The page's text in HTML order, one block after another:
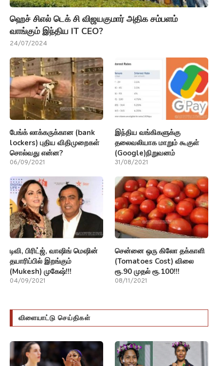
ஹெச் சிஎல் டெக் சி விஜயகுமார் அதிக சம்பளம்
வாங்கும் இந்திய IT CEO?
24/07/2024
பேங்க் லாக்கருக்கான (bank
lockers) புதிய விதிமுறைகள்
சொல்வது என்ன?
06/09/2021
இந்திய வங்கிகளுக்கு
தலைவலியாக மாறும் கூகுள்
(Google)நிறுவனம்
31/08/2021
டிவி, பிரிட்ஜ், வாஷிங் மெஷின்
தயாரிப்பில் இறங்கும்
(Mukesh) முகேஷ்!!!
04/09/2021
சென்னை ஒரு கிலோ தக்காளி
(Tomatoes Cost) விலை
ரூ.90 முதல் ரூ.100!!!
08/11/2021
விளையாட்டு செய்திகள்